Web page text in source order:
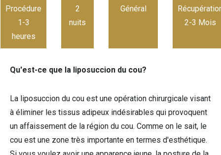
Procédure
1-3
heures
2
nuits
Général
2-3 Mois
Qu'est-ce que la liposuccion du cou?
La liposuccion du cou est une opération chirurgicale visant
à éliminer les tissus adipeux indésirables qui provoquent
un affaissement de la région du cou. Comme on le sait, le
cou est une zone très importante en termes d'esthétique.